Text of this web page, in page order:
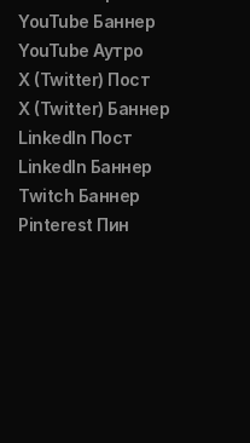
YouTube Баннер
YouTube Аутро
X (Twitter) Пост
X (Twitter) Баннер
LinkedIn Пост
LinkedIn Баннер
Twitch Баннер
Pinterest Пин